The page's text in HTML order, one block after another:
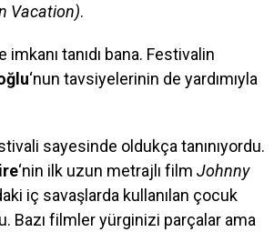
Vacation).
tanıdı bana. Festivalin
‘nun tavsiyelerinin de yardımıyla
sayesinde oldukça tanınıyordu.
‘nin ilk uzun metrajlı film Johnny
iç savaşlarda kullanılan çocuk
Bazı filmler yürginizi parçalar ama